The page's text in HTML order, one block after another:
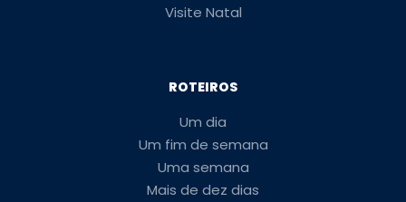
Visite Natal
ROTEIROS
Um dia
Um fim de semana
Uma semana
Mais de dez dias